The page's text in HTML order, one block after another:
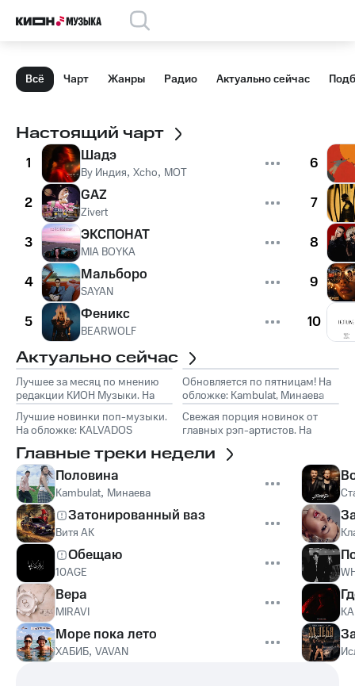
Всё Чарт Жанры Радио Актуально сейчас
Настоящий чарт
1 Шадэ
By Индия, Xcho, MOT
2 GAZ
Zivert
3 ЭКСПОНАТ
MIA BOYKA
4 Мальборо
SAYAN
5 Феникс
BEARWOLF
6
7
8
9
10
Актуально сейчас
Лучшее за месяц по мнению
редакции КИОН Музыки. На
обложке: Marselle
Обновляется по пятницам! На
обложке: Kambulat, Минаева
Лучшие новинки поп-музыки.
На обложке: KALVADOS
Свежая порция новинок от
главных рэп-артистов. На
Главные треки недели
Половина
Kambulat, Минаева
Затонированный ваз
Витя АК
Обещаю
10AGE
Вера
MIRAVI
Море пока лето
ХАБИБ, VAVAN